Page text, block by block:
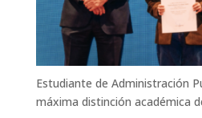
Estudiante de Administración
máxima distinción académica